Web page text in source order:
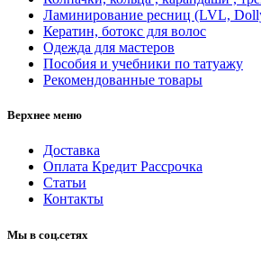
Ламинирование ресниц (LVL,
Кератин, ботокс для волос
Одежда для мастеров
Пособия и учебники по татуажу
Рекомендованные товары
Верхнее меню
Доставка
Оплата Кредит Рассрочка
Статьи
Контакты
Мы в соц.сетях